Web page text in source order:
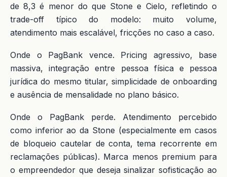
de 8,3 é menor do que Stone e Cielo, refletindo o
trade-off típico do modelo: muito volume,
atendimento mais escalável, fricções no caso a caso.
Onde o PagBank vence. Pricing agressivo, base
massiva, integração entre pessoa física e pessoa
jurídica do mesmo titular, simplicidade de onboarding
e ausência de mensalidade no plano básico.
Onde o PagBank perde. Atendimento percebido
como inferior ao da Stone (especialmente em casos
de bloqueio cautelar de conta, tema recorrente em
reclamações públicas). Marca menos premium para
o empreendedor que deseja sinalizar sofisticação ao